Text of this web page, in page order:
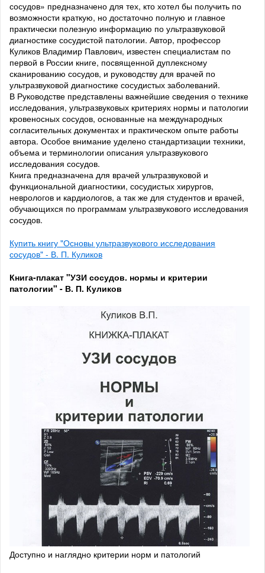
сосудов» предназначено для тех, кто хотел бы получить по
возможности краткую, но достаточно полную и главное
практически полезную информацию по ультразвуковой
диагностике сосудистой патологии. Автор, профессор
Куликов Владимир Павлович, известен специалистам по
первой в России книге, посвященной дуплексному
сканированию сосудов, и руководству для врачей по
ультразвуковой диагностике сосудистых заболеваний.
В Руководстве представлены важнейшие сведения о технике
исследования, ультразвуковых критериях нормы и патологии
кровеносных сосудов, основанные на международных
согласительных документах и практическом опыте работы
автора. Особое внимание уделено стандартизации техники,
объема и терминологии описания ультразвукового
исследования сосудов.
Книга предназначена для врачей ультразвуковой и
функциональной диагностики, сосудистых хирургов,
неврологов и кардиологов, а так же для студентов и врачей,
обучающихся по программам ультразвукового исследования
сосудов.
Купить книгу "Основы ультразвукового исследования
сосудов" - В. П. Куликов
Книга-плакат "УЗИ сосудов. нормы и критерии
патологии" - В. П. Куликов
Доступно и наглядно критерии норм и патологий